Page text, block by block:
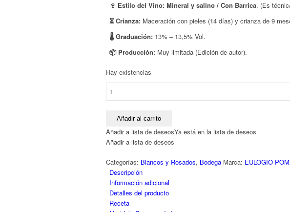
🍷 Estilo del Vino: Mineral y salino / Con Barrica. (Es
⏳ Crianza: Maceración con pieles (14 días) y crianza de 9
🌡️ Graduación: 13% – 13,5% Vol.
📦 Producción: Muy limitada (Edición de autor).
Hay existencias
Maceración
con
Pieles
|
Albariño
Sin
Límites
cantidad
Añadir al carrito
Añadir a lista de deseosYa está en la lista de deseos
Añadir a lista de deseos
Categorías: Blancos y Rosados, Bodega Marca: EULOGIO
Descripción
Información adicional
Detalles del producto
Receta